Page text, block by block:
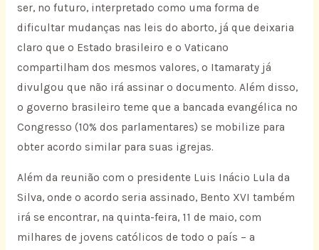
ser, no futuro, interpretado como uma forma de
dificultar mudanças nas leis do aborto, já que deixaria
claro que o Estado brasileiro e o Vaticano
compartilham dos mesmos valores, o Itamaraty já
divulgou que não irá assinar o documento. Além disso,
o governo brasileiro teme que a bancada evangélica no
Congresso (10% dos parlamentares) se mobilize para
obter acordo similar para suas igrejas.
Além da reunião com o presidente Luis Inácio Lula da
Silva, onde o acordo seria assinado, Bento XVI também
irá se encontrar, na quinta-feira, 11 de maio, com
milhares de jovens católicos de todo o país – a